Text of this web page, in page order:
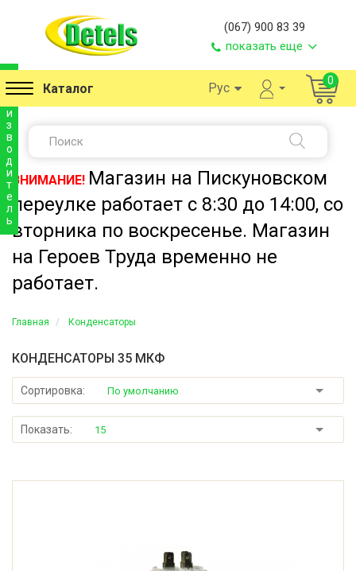
(067) 900 83 39
показать еще
Каталог Рус 0
ВНИМАНИЕ! Магазин на Пискуновском
переулке работает с 8:30 до 14:00, со
вторника по воскресенье. Магазин
на Героев Труда временно не
работает.
Главная Конденсаторы
КОНДЕНСАТОРЫ 35 МКФ
Сортировка: По умолчанию
Показать: 15
р
и
з
в
о
д
и
т
е
л
ь